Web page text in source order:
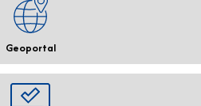
Geoportal